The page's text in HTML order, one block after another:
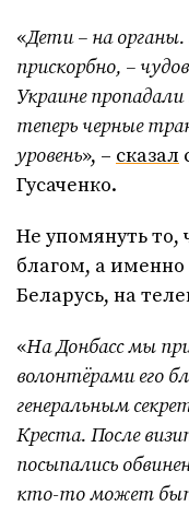
«Дети – на
прискорбно, –
Украине
теперь черные
уровень», – сказал
Гусаченко.
Не упомянуть то,
благом, а именно
Беларусь, на
«На Донбасс мы
волонтёрами его
генеральным
Креста. После
посыпались
кто-то может